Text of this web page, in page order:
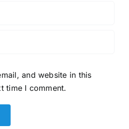
and website in this
time I comment.